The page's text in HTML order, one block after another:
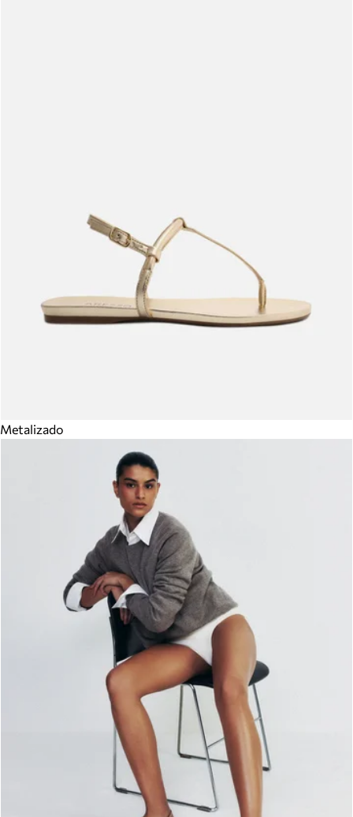
Metalizado